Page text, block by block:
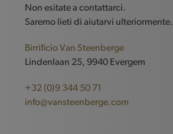
Non esitate a contattarci.
Saremo lieti di aiutarvi ulteriormente.
Birrificio Van Steenberge
Lindenlaan 25, 9940 Evergem
+32 (0)9 344 50 71
info@vansteenberge.com